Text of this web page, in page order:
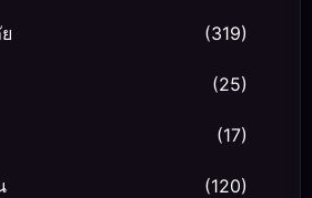
(319)
(25)
(17)
(120)